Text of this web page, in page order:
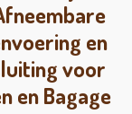
en
voor
en Bagage